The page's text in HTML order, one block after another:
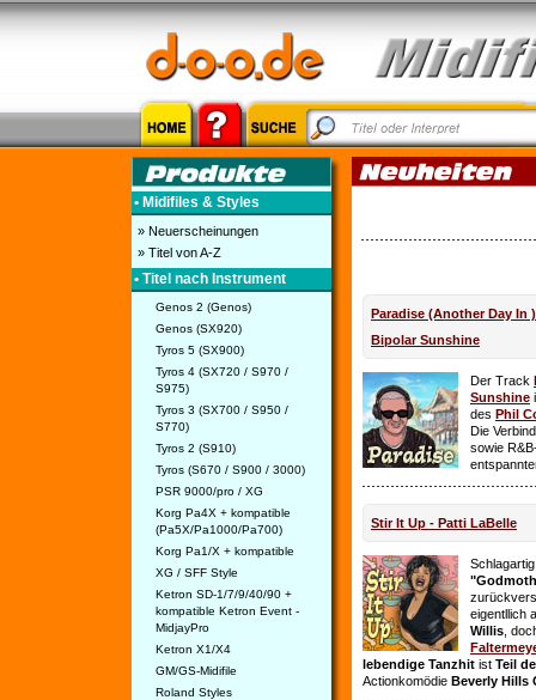
• Midifiles & Styles
» Neuerscheinungen
» Titel von A-Z
• Titel nach Instrument
Genos 2 (Genos)
Genos (SX920)
Tyros 5 (SX900)
Tyros 4 (SX720 / S970 /
S975)
Tyros 3 (SX700 / S950 /
S770)
Tyros 2 (S910)
Tyros (S670 / S900 / 3000)
PSR 9000/pro / XG
Korg Pa4X + kompatible
(Pa5X/Pa1000/Pa700)
Korg Pa1/X + kompatible
XG / SFF Style
Ketron SD-1/7/9/40/90 +
kompatible Ketron Event -
MidjayPro
Ketron X1/X4
GM/GS-Midifile
Roland Styles
Paradise (Another Day In
Bipolar Sunshine
Der Track
Sunshine
des Phil
Die
sowie
Stir It Up - Patti LaBelle
eigentllich
Willis ,
lebendige Tanzhit ist Teil
Actionkomödie Beverly Hills